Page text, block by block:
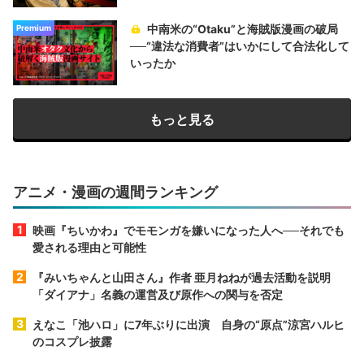
Premium
中南米の“Otaku”と海賊版漫画の破局
──“違法な消費者”はいかにして合法化して
いったか
もっと見る
アニメ・漫画の週間ランキング
映画『ちいかわ』でモモンガを嫌いになった人へ──それでも
愛される理由と可能性
『みいちゃんと山田さん』作者 亜月ねねが過去活動を説明
「ダイアナ」名義の運営及び原作への関与を否定
えなこ「池ハロ」に7年ぶりに出演 自身の“原点”涼宮ハルヒ
のコスプレ披露